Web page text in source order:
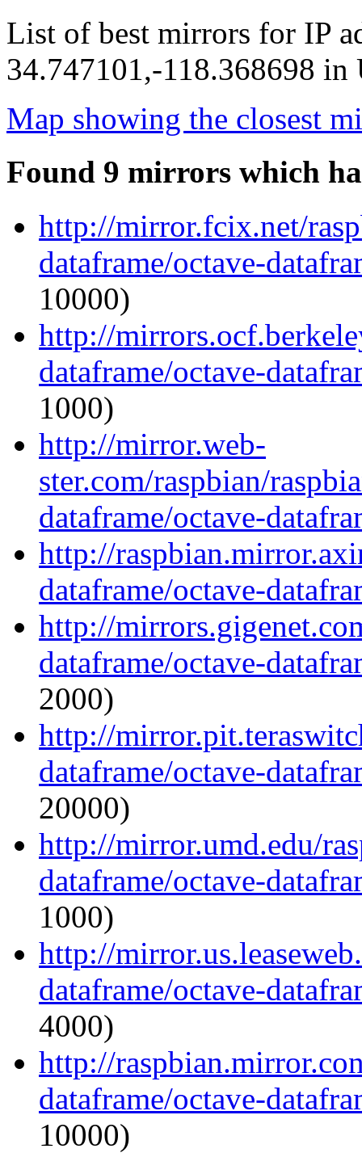
List of best mirrors for IP
34.747101,-118.368698 in
Map showing the closest
Found 9 mirrors which
http://mirror.fcix.net/
dataframe/octave-
10000)
http://
dataframe/octave-
1000)
http://mirror.web-
ster.com/raspbian/
dataframe/octave-
http://
dataframe/octave-
http://
dataframe/octave-
2000)
http://
dataframe/octave-
20000)
http://mirror.umd.edu/
dataframe/octave-
1000)
http://
dataframe/octave-
4000)
http://
dataframe/octave-
10000)